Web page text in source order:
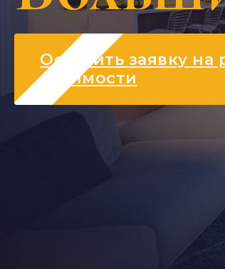
Оставить заявку на
стоимости